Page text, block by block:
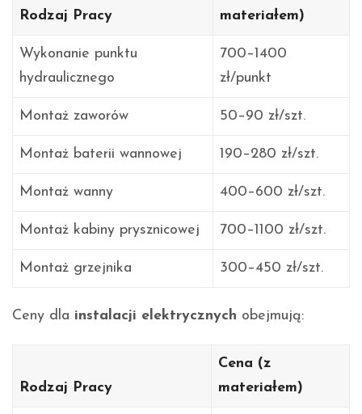
Rodzaj Pracy
materiałem)
Wykonanie punktu
hydraulicznego
700–1400
zł/punkt
Montaż zaworów 50–90 zł/szt.
Montaż baterii wannowej 190–280 zł/szt.
Montaż wanny 400–600 zł/szt.
Montaż kabiny prysznicowej 700–1100 zł/szt.
Montaż grzejnika 300–450 zł/szt.
Ceny dla instalacji elektrycznych obejmują:
Rodzaj Pracy
Cena (z
materiałem)